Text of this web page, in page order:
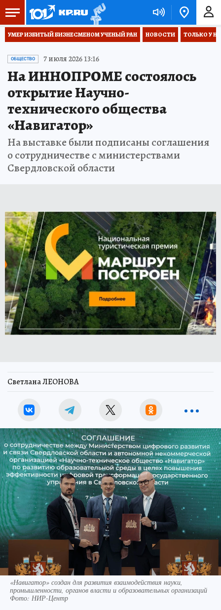
УМЕР ИЗБИТЫЙ БИЗНЕСМЕНОМ УЧЕНЫЙ РАН НОВОСТИ ТОЛЬКО У
ОБЩЕСТВО 7 июля 2026 13:16
На ИННОПРОМЕ состоялось
открытие Научно-
технического общества
«Навигатор»
На выставке были подписаны соглашения
о сотрудничестве с министерствами
Свердловской области
Светлана ЛЕОНОВА
«Навигатор» создан для развития взаимодействия науки,
промышленности, органов власти и образовательных организаций
Фото: НИР-Центр